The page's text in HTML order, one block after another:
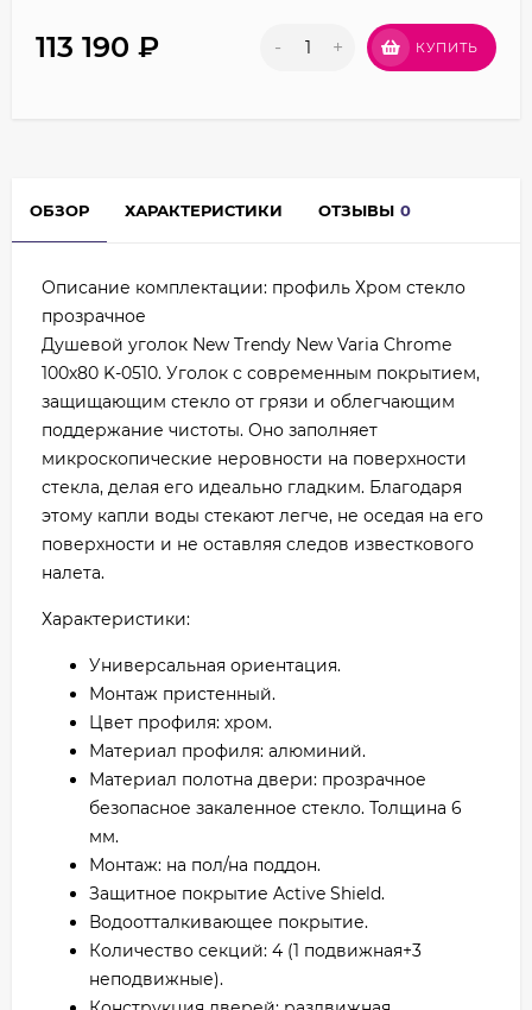
113 190 ₽ - + КУПИТЬ
ОБЗОР ХАРАКТЕРИСТИКИ ОТЗЫВЫ 0
Описание комплектации: профиль Хром стекло
прозрачное
Душевой уголок New Trendy New Varia Chrome
100х80 K-0510. Уголок с современным покрытием,
защищающим стекло от грязи и облегчающим
поддержание чистоты. Оно заполняет
микроскопические неровности на поверхности
стекла, делая его идеально гладким. Благодаря
этому капли воды стекают легче, не оседая на его
поверхности и не оставляя следов известкового
налета.
Характеристики:
Универсальная ориентация.
Монтаж пристенный.
Цвет профиля: хром.
Материал профиля: алюминий.
Материал полотна двери: прозрачное
безопасное закаленное стекло. Толщина 6
мм.
Монтаж: на пол/на поддон.
Защитное покрытие Active Shield.
Водоотталкивающее покрытие.
Количество секций: 4 (1 подвижная+3
неподвижные).